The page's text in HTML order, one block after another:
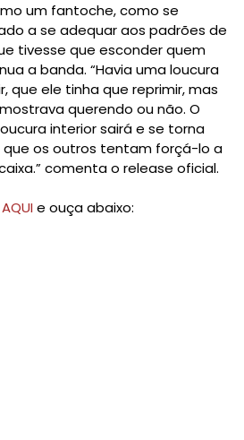
um fantoche, como se
a se adequar aos padrões de
tivesse que esconder quem
a banda. “Havia uma loucura
que ele tinha que reprimir, mas
querendo ou não. O
interior sairá e se torna
que os outros tentam forçá-lo a
comenta o release oficial.
AQUIe ouça abaixo: